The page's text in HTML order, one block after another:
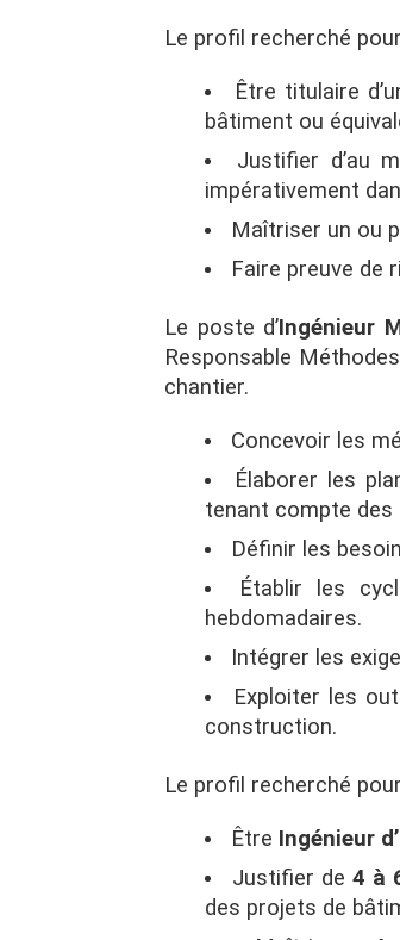
Le profil recherché
Être titulaire
bâtiment ou
Justifier d’au
impérativement
Maîtriser un ou
Faire preuve de
Le poste d’Ingénieur
Responsable
chantier.
Concevoir les
Élaborer les
tenant compte
Définir les
Établir les
hebdomadaires.
Intégrer les
Exploiter les
construction.
Le profil recherché
Être Ingénieur
Justifier de4 à
des projets de